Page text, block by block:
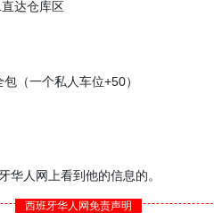
达仓库区
（一个私人车位+50）
人网上看到他的信息的。
西班牙华人网免责声明